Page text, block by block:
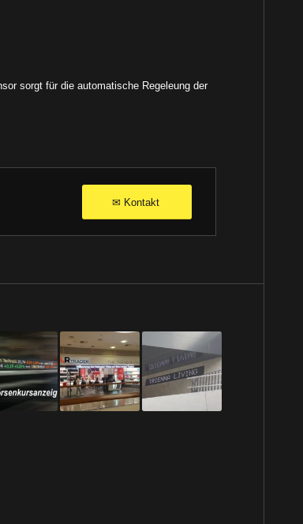
sorgt für die automatische Regeleung der
✉ Kontakt